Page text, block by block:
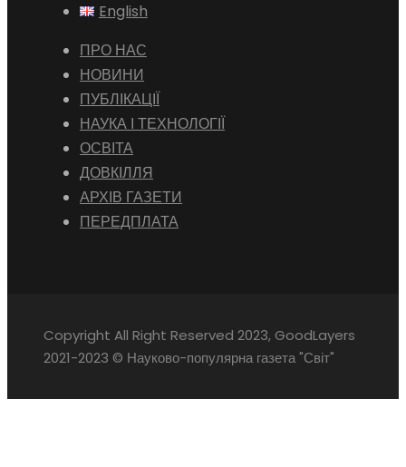
English
ПРО НАС
НОВИНИ
ПУБЛІКАЦІЇ
НАУКА І ТЕХНОЛОГІЇ
ОСВІТА
ДОВКІЛЛЯ
АРХІВ ГАЗЕТИ
ПЕРЕДПЛАТА
Copyright All Right Reserved 2023, GoodLayers
2021-2023 © Науково-популярна газета "Світ"